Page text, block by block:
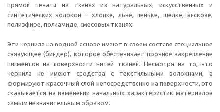
прямой печати на тканях из натуральных, искусственных и
синтетических волокон – хлопке, льне, пеньке, шелке, вискозе,
полиэфире, полиамиде, смесовых тканях.
Эти чернила на водной основе имеют в своем составе специальное
связующее (биндер), которое обеспечивает прочное закрепление
пигментов на поверхности нитей тканей. Несмотря на то, что
чернила не имеют сродства с текстильными волокнами, а
формируют красочный слой непосредственно на поверхности, это
сказывается на изменении начальных характеристик материалов
самым незначительным образом.